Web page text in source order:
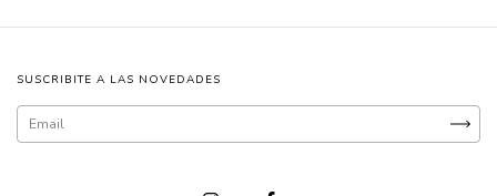
SUSCRIBITE A LAS NOVEDADES